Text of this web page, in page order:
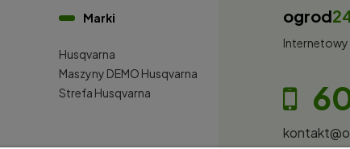
ogrod
Marki
Husqvarna
Maszyny DEMO Husqvarna
Strefa Husqvarna